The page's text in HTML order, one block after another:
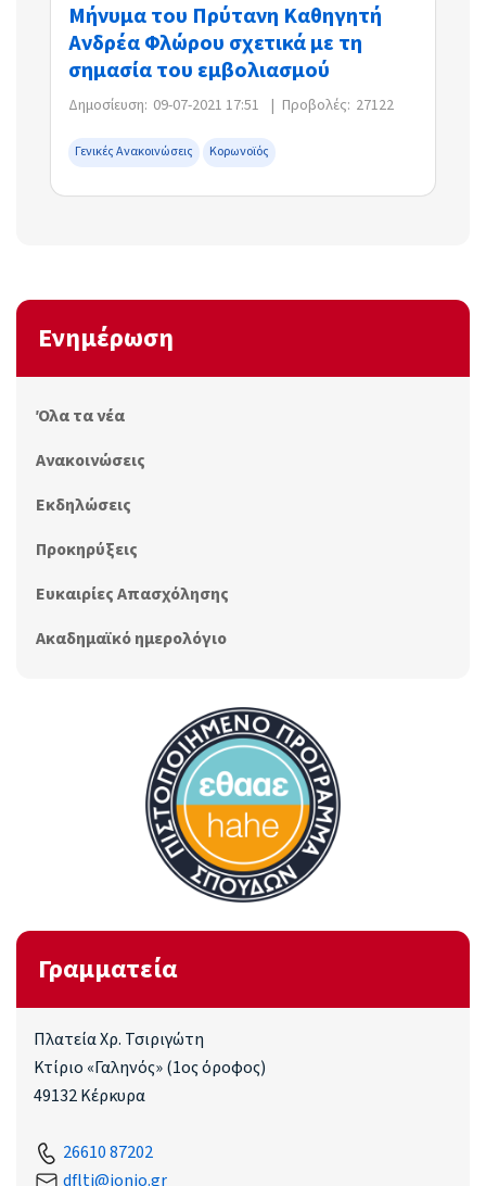
Μήνυμα του Πρύτανη Καθηγητή
Ανδρέα Φλώρου σχετικά με τη
σημασία του εμβολιασμού
Δημοσίευση: 09-07-2021 17:51 | Προβολές: 27122
Γενικές Ανακοινώσεις Κορωνοϊός
Ενημέρωση
Όλα τα νέα
Ανακοινώσεις
Εκδηλώσεις
Προκηρύξεις
Ευκαιρίες Απασχόλησης
Ακαδημαϊκό ημερολόγιο
Γραμματεία
Πλατεία Χρ. Τσιριγώτη
Κτίριο «Γαληνός» (1ος όροφος)
49132 Κέρκυρα
26610 87202
dflti@ionio.gr